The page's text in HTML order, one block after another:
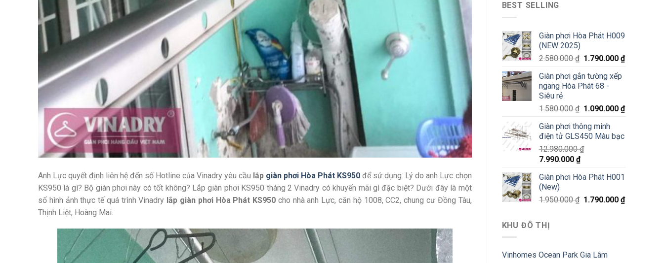
Anh Lực quyết định liên hệ đến số Hotline của Vinadry yêu cầu lắp giàn phơi Hòa Phát KS950 để sử dụng. Lý do anh Lực chọn
KS950 là gì? Bộ giàn phơi này có tốt không? Lắp giàn phơi KS950 tháng 2 Vinadry có khuyến mãi gì đặc biệt? Dưới đây là một
số hình ảnh thực tế quá trình Vinadry lắp giàn phơi Hòa Phát KS950 cho nhà anh Lực, căn hộ 1008, CC2, chung cư Đồng Tàu,
Thịnh Liệt, Hoàng Mai.
BEST SELLING
Giàn phơi Hòa Phát H009
(NEW 2025)
2.580.000₫ 1.790.000₫
Giàn phơi gắn tường xếp
ngang Hòa Phát 68 -
Siêu rẻ
1.580.000₫ 1.090.000₫
Giàn phơi thông minh
điện tử GLS450 Màu bạc
12.980.000₫
7.990.000 ₫
Giàn phơi Hòa Phát H001
(New)
1.950.000₫ 1.790.000₫
KHU ĐÔ THỊ
Vinhomes Ocean Park Gia Lâm